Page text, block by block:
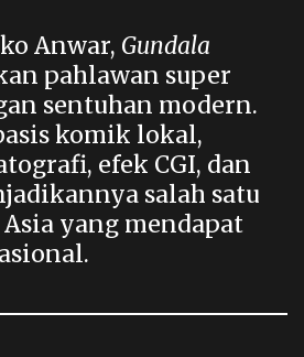
Anwar, Gundala
pahlawan super
sentuhan modern.
komik lokal,
efek CGI, dan
salah satu
yang mendapat